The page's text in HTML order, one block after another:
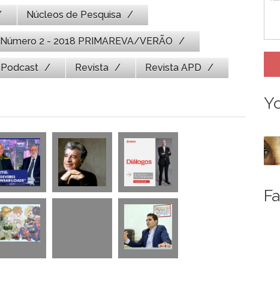
Núcleos de Pesquisa
Número 2 - 2018 PRIMAREVA/VERÃO
Podcast Revista Revista APD